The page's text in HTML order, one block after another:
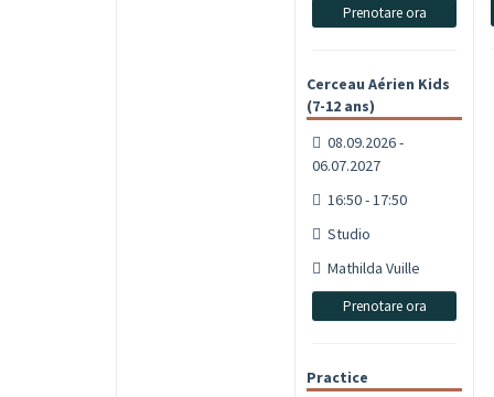
Prenotare ora
Cerceau Aérien Kids
(7-12 ans)
08.09.2026 -
06.07.2027
16:50 - 17:50
Studio
Mathilda Vuille
Prenotare ora
Practice